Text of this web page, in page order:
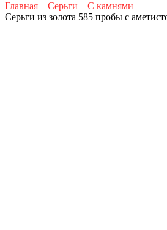
Главная
Серьги
С камнями
Серьги из золота 585 пробы с